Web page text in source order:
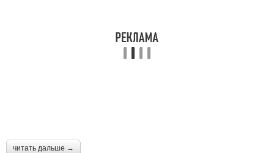
читать дальше →